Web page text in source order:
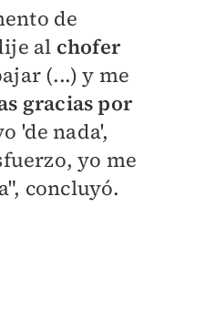
de
al chofer
(...) y me
gracias por
'de nada',
yo me
concluyó.